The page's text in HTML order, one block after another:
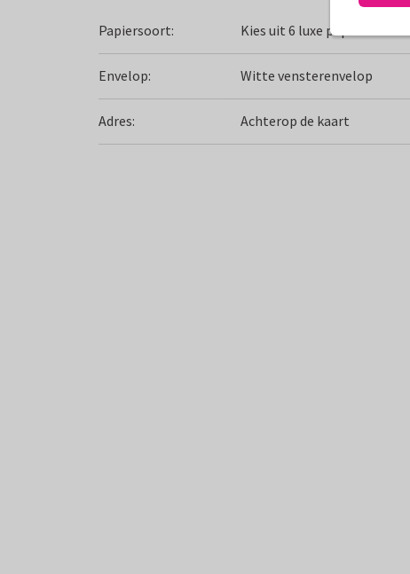
Papiersoort: Kies uit 6 luxe papiersoorten
Envelop: Witte vensterenvelop
Adres: Achterop de kaart